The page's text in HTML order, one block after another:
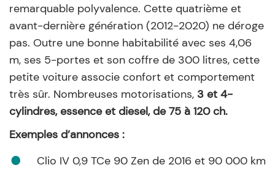
remarquable polyvalence. Cette quatrième et
avant-dernière génération (2012-2020) ne déroge
pas. Outre une bonne habitabilité avec ses 4,06
m, ses 5-portes et son coffre de 300 litres, cette
petite voiture associe confort et comportement
très sûr. Nombreuses motorisations, 3 et 4-
cylindres, essence et diesel, de 75 à 120 ch.
Exemples d’annonces :
Clio IV 0,9 TCe 90 Zen de 2016 et 90 000 km